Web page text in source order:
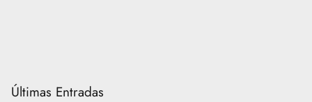
Últimas Entradas